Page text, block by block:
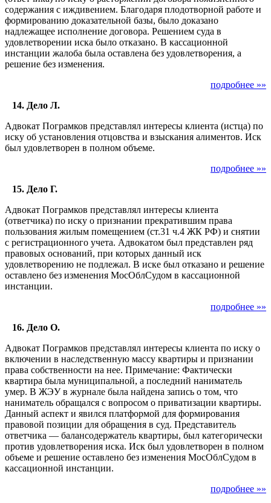
содержания с иждивением. Благодаря плодотворной работе и
формированию доказательной базы, было доказано
надлежащее исполнение договора. Решением суда в
удовлетворении иска было отказано. В кассационной
инстанции жалоба была оставлена без удовлетворения, а
решение без изменения.
подробнее »»
14. Дело Л.
Адвокат Пограмков представлял интересы клиента (истца) по
иску об установления отцовства и взыскания алиментов. Иск
был удовлетворен в полном объеме.
подробнее »»
15. Дело Г.
Адвокат Пограмков представлял интересы клиента
(ответчика) по иску о признании прекратившим права
пользования жилым помещением (ст.31 ч.4 ЖК РФ) и снятии
с регистрационного учета. Адвокатом был представлен ряд
правовых оснований, при которых данный иск
удовлетворению не подлежал. В иске был отказано и решение
оставлено без изменения МосОблСудом в кассационной
инстанции.
подробнее »»
16. Дело О.
Адвокат Пограмков представлял интересы клиента по иску о
включении в наследственную массу квартиры и признании
права собственности на нее. Примечание: Фактически
квартира была муниципальной, а последний наниматель
умер. В ЖЭУ в журнале была найдена запись о том, что
наниматель обращался с вопросом о приватизации квартиры.
Данный аспект и явился платформой для формирования
правовой позиции для обращения в суд. Представитель
ответчика — балансодержатель квартиры, был категорически
против удовлетворения иска. Иск был удовлетворен в полном
объеме и решение оставлено без изменения МосОблСудом в
кассационной инстанции.
подробнее »»